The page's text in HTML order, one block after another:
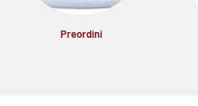
Preordini